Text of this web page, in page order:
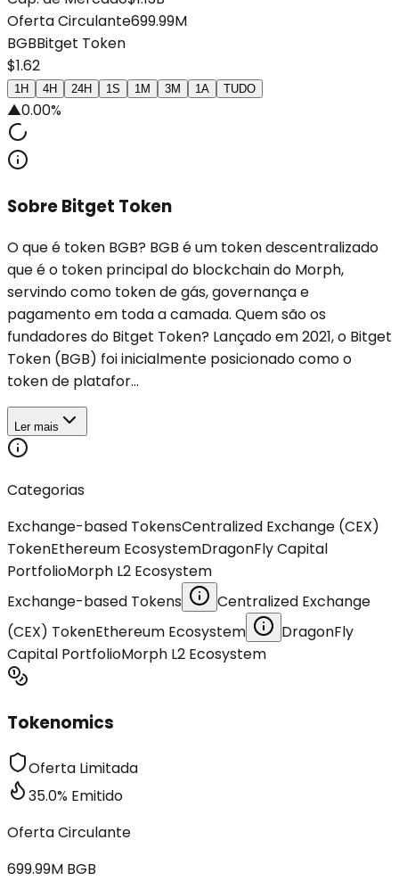
Oferta Circulante699.99M
BGBBitget Token
$1.62
1H 4H 24H 1S 1M 3M 1A TUDO
▲0.00%
Sobre Bitget Token
O que é token BGB? BGB é um token descentralizado
que é o token principal do blockchain do Morph,
servindo como token de gás, governança e
pagamento em toda a camada. Quem são os
fundadores do Bitget Token? Lançado em 2021, o Bitget
Token (BGB) foi inicialmente posicionado como o
token de platafor...
Ler mais
Categorias
Exchange-based TokensCentralized Exchange (CEX)
TokenEthereum EcosystemDragonFly Capital
PortfolioMorph L2 Ecosystem
Exchange-based Tokens
Centralized Exchange
(CEX) TokenEthereum Ecosystem
DragonFly
Capital PortfolioMorph L2 Ecosystem
Tokenomics
Oferta Limitada
35.0% Emitido
Oferta Circulante
699.99M BGB